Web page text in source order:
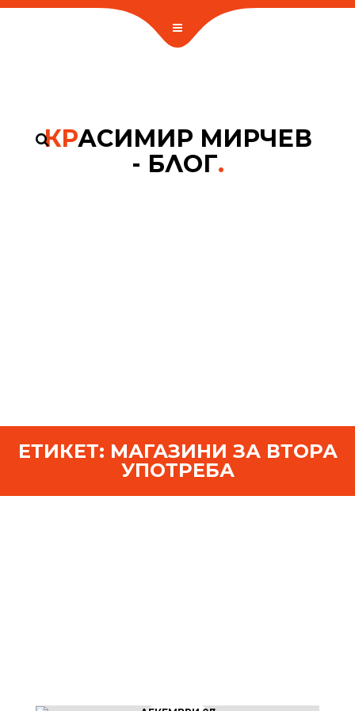
КРАСИМИР МИРЧЕВ
- БЛОГ.
ЕТИКЕТ: МАГАЗИНИ ЗА ВТОРА
УПОТРЕБА